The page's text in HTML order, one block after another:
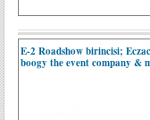
E-2 Roadshow birincisi;
boogy the event company &